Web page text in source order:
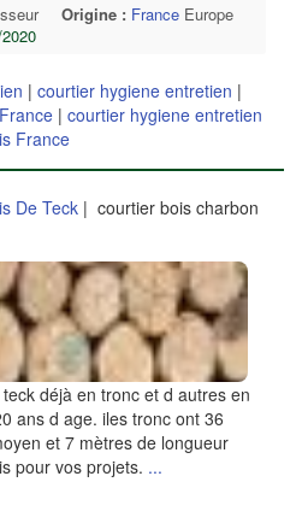
Origine : France Europe
| courtier hygiene entretien |
| courtier hygiene entretien
France
De Teck| courtier bois charbon
déjà en tronc et d autres en
ans d age. iles tronc ont 36
et 7 mètres de longueur
pour vos projets. ...